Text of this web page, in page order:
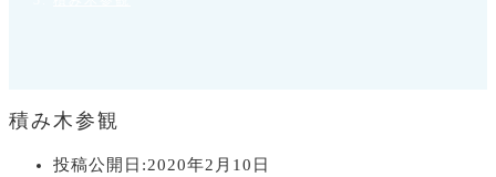
積み木参観
投稿公開日:2020年2月10日